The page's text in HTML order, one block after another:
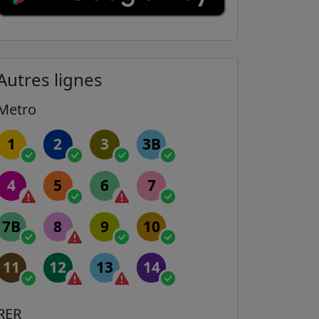
lignes
1 2 3 3B
4 5 6 7
7B 8 9 10
11 12 13 14